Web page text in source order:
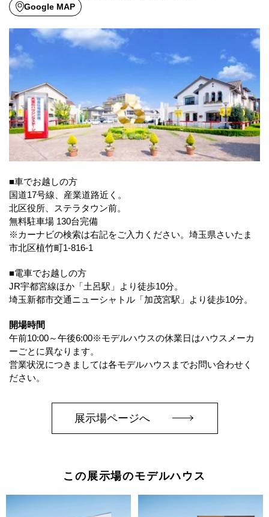
Google MAP
■車でお越しの方
国道17号線、産業道路近く。
北区役所、ステラタウン前。
無料駐車場 130台完備
※カーナビの検索は右記をご入力ください。埼玉県さいたま
市北区植竹町1-816-1
■電車でお越しの方
JR宇都宮線ほか「土呂駅」より徒歩10分。
埼玉新都市交通ニューシャトル「加茂宮駅」より徒歩10分。
開場時間
午前10:00～午後6:00※モデルハウスの休業日はハウスメーカ
ーごとに異なります。
営業状況につきましては各モデルハウスまでお問い合わせく
ださい。
展示場ページへ
この展示場のモデルハウス